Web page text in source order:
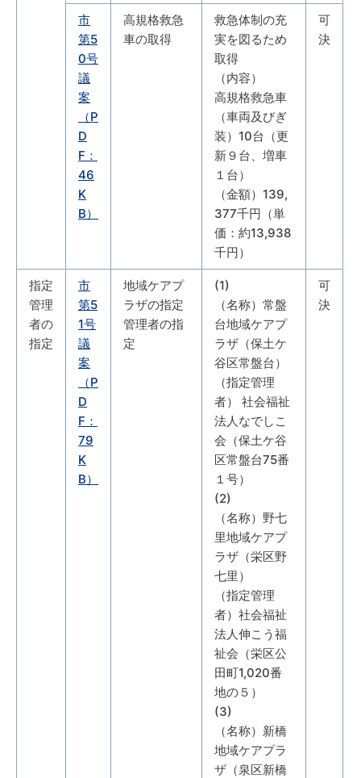
市
第5
0号
議
案
（P
D
F：
46
K
B）
高規格救急
車の取得
救急体制の充
実を図るため
取得
（内容）
高規格救急車
（車両及びぎ
装）10台（更
新９台、増車
１台）
（金額）139,
377千円（単
価：約13,938
千円）
可
決
指定
管理
者の
指定
市
第5
1号
議
案
（P
D
F：
79
K
B）
地域ケアプ
ラザの指定
管理者の指
定
(1)
（名称）常盤
台地域ケアプ
ラザ（保土ケ
谷区常盤台）
（指定管理
者） 社会福祉
法人なでしこ
会（保土ケ谷
区常盤台75番
１号）
(2)
（名称）野七
里地域ケアプ
ラザ（栄区野
七里）
（指定管理
者）社会福祉
法人伸こう福
祉会（栄区公
田町1,020番
地の５）
(3)
（名称）新橋
地域ケアプラ
ザ（泉区新橋
可
決